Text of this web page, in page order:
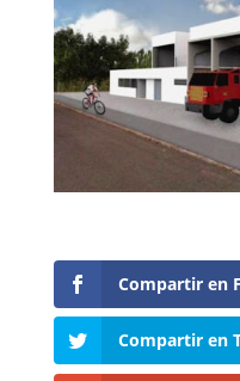
Compartir en
Compartir en